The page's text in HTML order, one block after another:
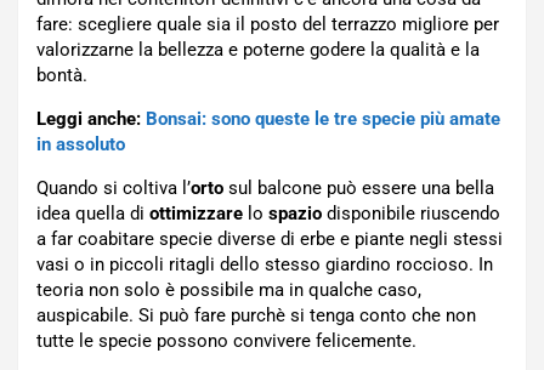
fare: scegliere quale sia il posto del terrazzo migliore per
valorizzarne la bellezza e poterne godere la qualità e la
bontà.
Leggi anche: Bonsai: sono queste le tre specie più amate
in assoluto
Quando si coltiva l’orto sul balcone può essere una bella
idea quella di ottimizzare lo spazio disponibile riuscendo
a far coabitare specie diverse di erbe e piante negli stessi
vasi o in piccoli ritagli dello stesso giardino roccioso. In
teoria non solo è possibile ma in qualche caso,
auspicabile. Si può fare purchè si tenga conto che non
tutte le specie possono convivere felicemente.